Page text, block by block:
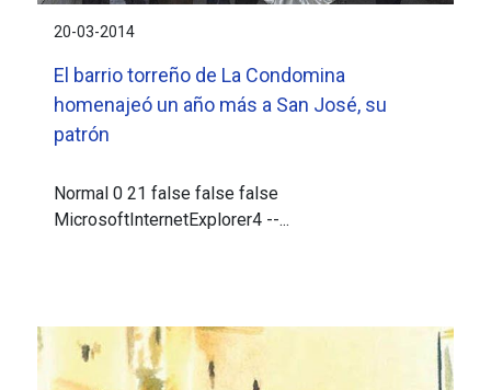
20-03-2014
El barrio torreño de La Condomina
homenajeó un año más a San José, su
patrón
Normal 0 21 false false false
MicrosoftInternetExplorer4 --...